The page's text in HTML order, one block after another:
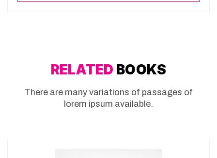
RELATED BOOKS
There are many variations of passages of
lorem ipsum available.